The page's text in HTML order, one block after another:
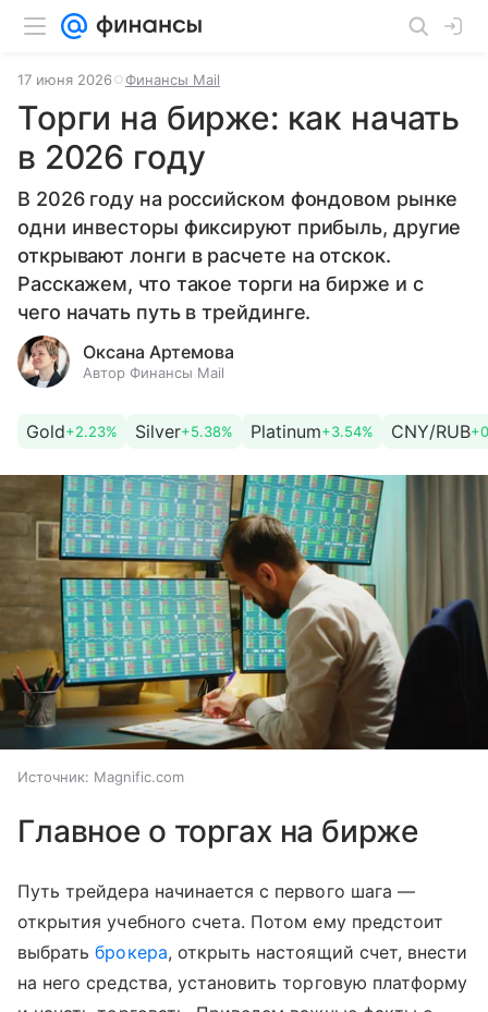
17 июня 2026 Финансы Mail
Торги на бирже: как начать
в 2026 году
В 2026 году на российском фондовом рынке
одни инвесторы фиксируют прибыль, другие
открывают лонги в расчете на отскок.
Расскажем, что такое торги на бирже и с
чего начать путь в трейдинге.
Оксана Артемова
Автор Финансы Mail
Gold+2.23% Silver+5.38% Platinum+3.54% CNY/RUB
Источник: Magnific.com
Главное о торгах на бирже
Путь трейдера начинается с первого шага —
открытия учебного счета. Потом ему предстоит
выбратьброкера, открыть настоящий счет, внести
на него средства, установить торговую платформу